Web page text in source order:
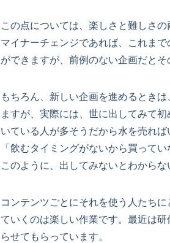
この点については、楽しさと難しさ
マイナーチェンジであれば、これま
ができますが、前例のない企画だとそ
もちろん、新しい企画を進めるとき
ますが、実際には、世に出してみて
いている人が多そうだから水を売れ
「飲むタイミングがないから買って
このように、出してみないとわからな
コンテンツごとにそれを使う人たち
ていくのは楽しい作業です。最近は
らせてもらっています。